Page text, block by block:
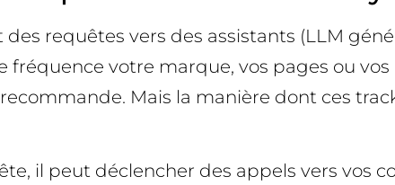
requêtes vers des assistants (LLM
votre marque, vos pages ou vos
recommande. Mais la manière dont ces
il peut déclencher des appels vers vos